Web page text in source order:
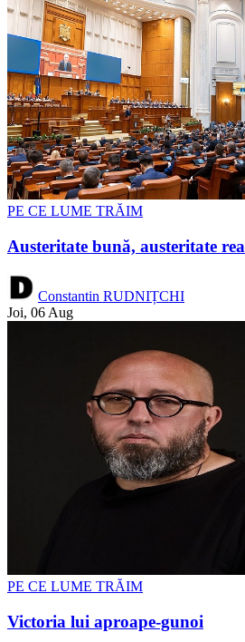
PE CE LUME TRĂIM
Austeritate bună, austeritate rea
Constantin RUDNIȚCHI
Joi, 06 Aug
PE CE LUME TRĂIM
Victoria lui aproape-gunoi